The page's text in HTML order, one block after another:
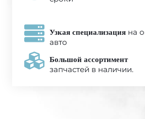
Узкая специализация на
авто
Большой ассортимент
запчастей в наличии.